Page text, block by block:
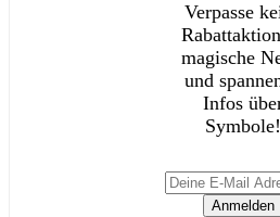
Verpasse
magische
und
Infos
Symbole!
Anmelden